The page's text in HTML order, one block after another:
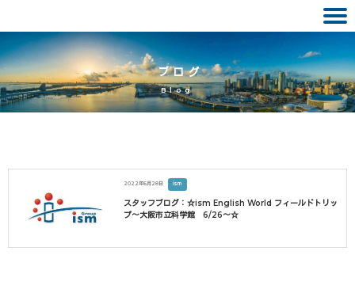
to
content
ブログ
Blog
2022年6月28日 ism
スタッフブログ：☆ism English World フィールドトリッ
プ～大阪市立科学館 6/26～☆